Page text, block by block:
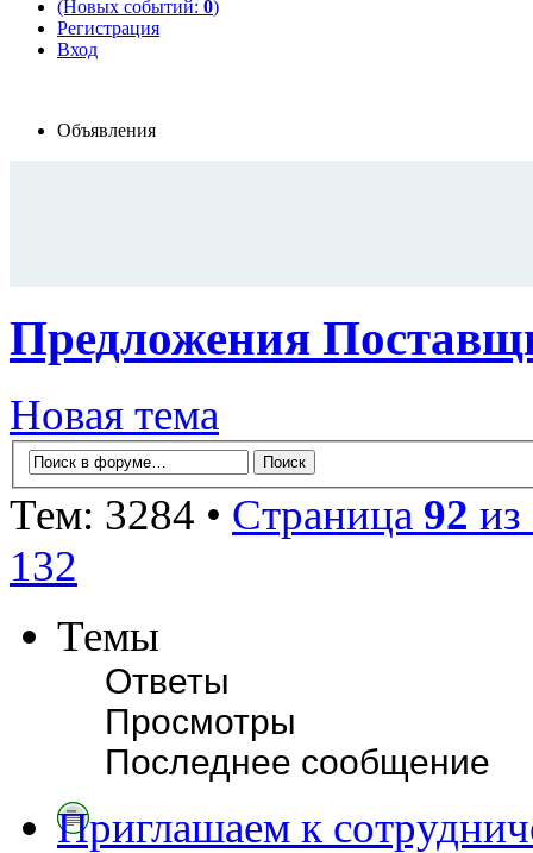
(Новых событий: 0)
Регистрация
Вход
Объявления
Предложения
Новая тема
Тем: 3284 • Страница 92 из
132
Темы
Ответы
Просмотры
Последнее сообщение
Приглашаем к